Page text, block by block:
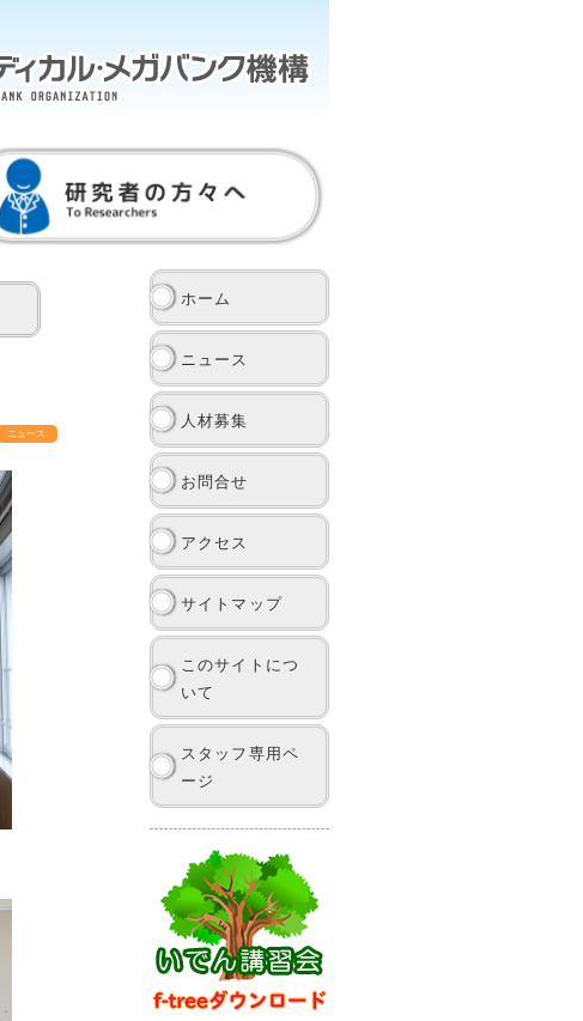
ニュース
ホーム
ニュース
人材募集
お問合せ
アクセス
サイトマップ
このサイトにつ
いて
スタッフ専用ペ
ージ